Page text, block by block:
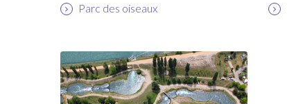
Parc des oiseaux